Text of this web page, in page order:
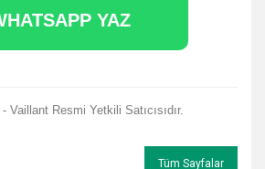
YAZ
- Vaillant Resmi Yetkili Satıcısıdır.
Tüm Sayfalar